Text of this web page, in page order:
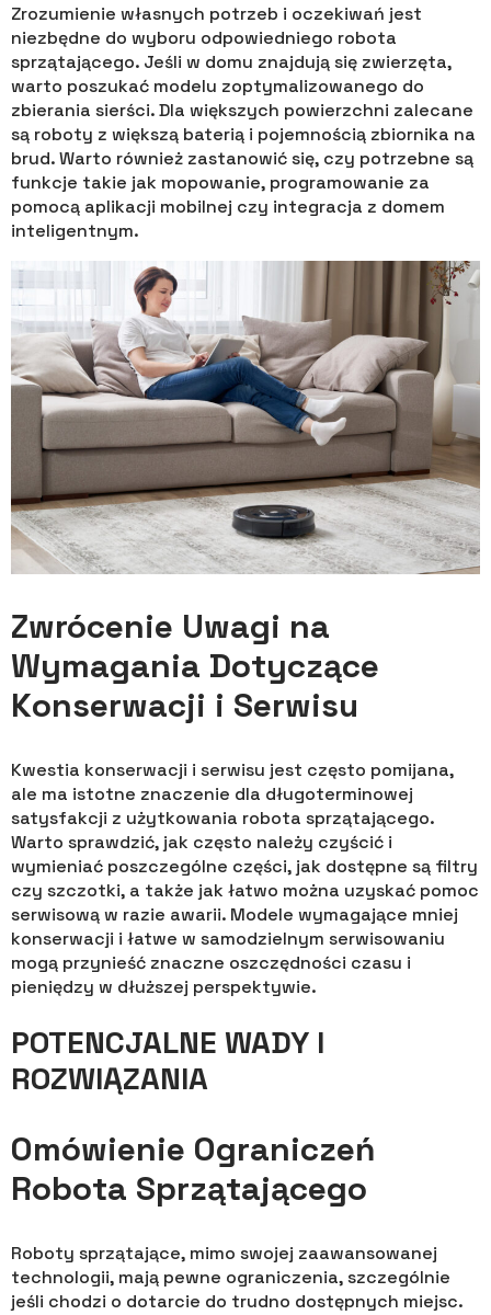
Zrozumienie własnych potrzeb i oczekiwań jest
niezbędne do wyboru odpowiedniego robota
sprzątającego. Jeśli w domu znajdują się zwierzęta,
warto poszukać modelu zoptymalizowanego do
zbierania sierści. Dla większych powierzchni zalecane
są roboty z większą baterią i pojemnością zbiornika na
brud. Warto również zastanowić się, czy potrzebne są
funkcje takie jak mopowanie, programowanie za
pomocą aplikacji mobilnej czy integracja z domem
inteligentnym.
Zwrócenie Uwagi na
Wymagania Dotyczące
Konserwacji i Serwisu
Kwestia konserwacji i serwisu jest często pomijana,
ale ma istotne znaczenie dla długoterminowej
satysfakcji z użytkowania robota sprzątającego.
Warto sprawdzić, jak często należy czyścić i
wymieniać poszczególne części, jak dostępne są filtry
czy szczotki, a także jak łatwo można uzyskać pomoc
serwisową w razie awarii. Modele wymagające mniej
konserwacji i łatwe w samodzielnym serwisowaniu
mogą przynieść znaczne oszczędności czasu i
pieniędzy w dłuższej perspektywie.
POTENCJALNE WADY I
ROZWIĄZANIA
Omówienie Ograniczeń
Robota Sprzątającego
Roboty sprzątające, mimo swojej zaawansowanej
technologii, mają pewne ograniczenia, szczególnie
jeśli chodzi o dotarcie do trudno dostępnych miejsc.